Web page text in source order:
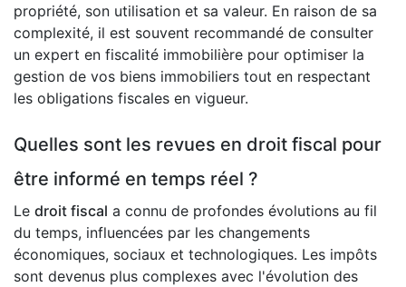
propriété, son utilisation et sa valeur. En raison de sa
complexité, il est souvent recommandé de consulter
un expert en fiscalité immobilière pour optimiser la
gestion de vos biens immobiliers tout en respectant
les obligations fiscales en vigueur.
Quelles sont les revues en droit fiscal pour
être informé en temps réel ?
Le droit fiscal a connu de profondes évolutions au fil
du temps, influencées par les changements
économiques, sociaux et technologiques. Les impôts
sont devenus plus complexes avec l'évolution des